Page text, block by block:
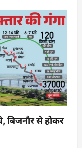
बिजनौर से होकर